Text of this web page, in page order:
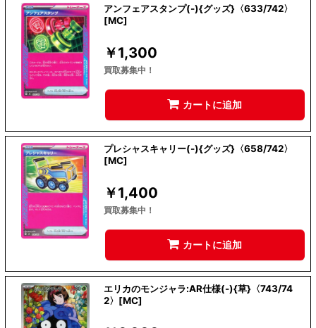
アンフェアスタンプ(-){グッズ}〈633/742〉
[MC]
￥1,300
買取募集中！
カートに追加
プレシャスキャリー(-){グッズ}〈658/742〉
[MC]
￥1,400
買取募集中！
カートに追加
エリカのモンジャラ:AR仕様(-){草}〈743/74
2〉[MC]